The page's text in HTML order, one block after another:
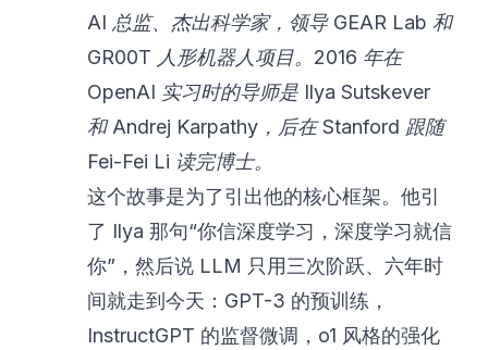
AI 总监、杰出科学家，领导 GEAR Lab 和
GR00T 人形机器人项目。2016 年在
OpenAI 实习时的导师是 Ilya Sutskever
和 Andrej Karpathy，后在 Stanford 跟随
Fei-Fei Li 读完博士。
这个故事是为了引出他的核心框架。他引
了 Ilya 那句“你信深度学习，深度学习就信
你”，然后说 LLM 只用三次阶跃、六年时
间就走到今天：GPT-3 的预训练，
InstructGPT 的监督微调，o1 风格的强化